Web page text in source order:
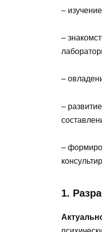
–
–
–
–
–
1.